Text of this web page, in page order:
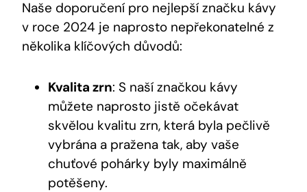
Naše​ doporučení pro nejlepší značku kávy
v roce ⁢2024 je naprosto nepřekonatelné z
několika klíčových důvodů:
Kvalita zrn: S naší ‌značkou kávy
můžete naprosto jistě ⁤očekávat
⁤skvělou⁢ kvalitu⁢ zrn, která byla pečlivě
‍vybrána a pražena tak, aby vaše⁣
chuťové ⁣pohárky byly maximálně
potěšeny.